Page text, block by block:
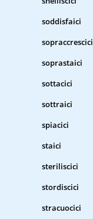
soddisfaici
sopraccrescici
soprastaici
sottacici
sottraici
spiacici
staici
steriliscici
stordiscici
stracuocici